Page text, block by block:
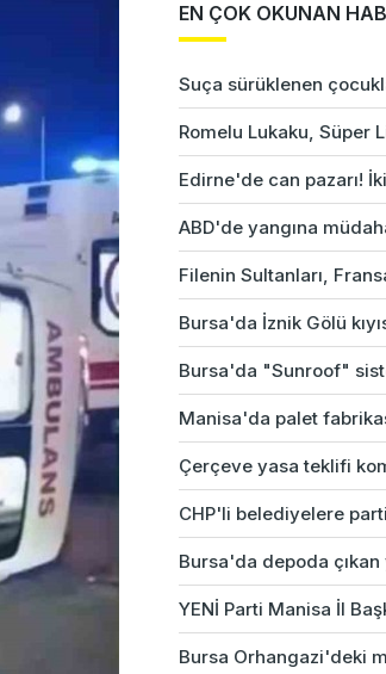
EN ÇOK OKUNAN
Suça sürüklenen
Romelu Lukaku, Süper
Edirne'de can pazarı!
ABD'de yangına
Filenin Sultanları,
Bursa'da İznik Gölü
Bursa'da "Sunroof"
Manisa'da palet
Çerçeve yasa teklifi
CHP'li belediyelere
Bursa'da depoda çıkan
YENİ Parti Manisa İl
Bursa Orhangazi'deki